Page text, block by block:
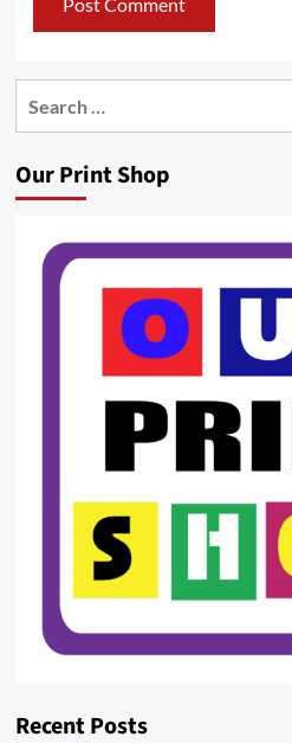
Our Print Shop
Recent Posts